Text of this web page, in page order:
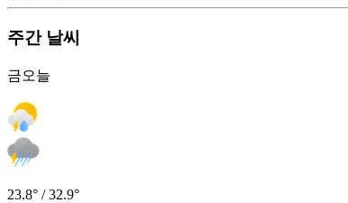
주간 날씨
금오늘
23.8° / 32.9°